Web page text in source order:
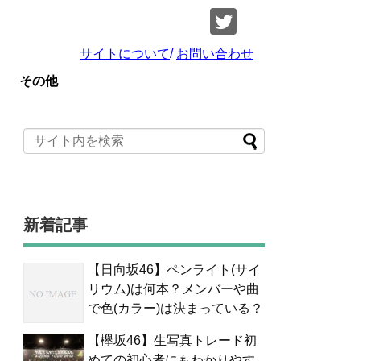
サイトについて/ お問い合わせ
その他
新着記事
【日向坂46】ペンライト(サイ
リウム)は何本？メンバーや曲
で色(カラー)は決まっている？
【欅坂46】生写真トレード初